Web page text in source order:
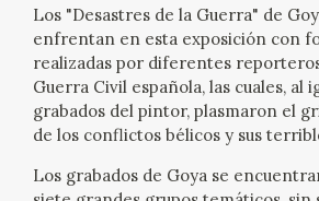
ACTIVIDADES
ACTUALIDAD
SALA DE PRENSA
BLOG CUADERNO ITALIANO
Los "Desastres de la Guerra" de
enfrentan en esta exposición con
realizadas por diferentes
Guerra Civil española, las cuales, al
grabados del pintor, plasmaron el
de los conflictos bélicos y sus
Los grabados de Goya se